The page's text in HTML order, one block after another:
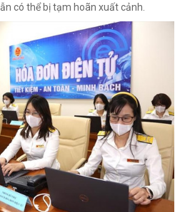
có thể bị tạm hoãn xuất cảnh.